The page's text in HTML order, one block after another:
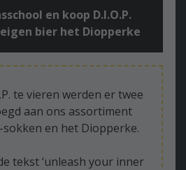
en koop D.I.O.P.
bier het Diopperke
te vieren werden er twee
aan ons assortiment
sokken en het Diopperke.
tekst ‘unleash your inner